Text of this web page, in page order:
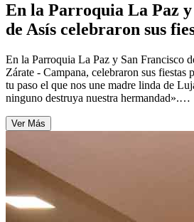
En la Parroquia La Paz
de Asís celebraron sus
En la Parroquia La Paz y San Francisco
Zárate - Campana, celebraron sus fiestas
tu paso el que nos une madre linda de
ninguno destruya nuestra hermandad».…
Ver Más